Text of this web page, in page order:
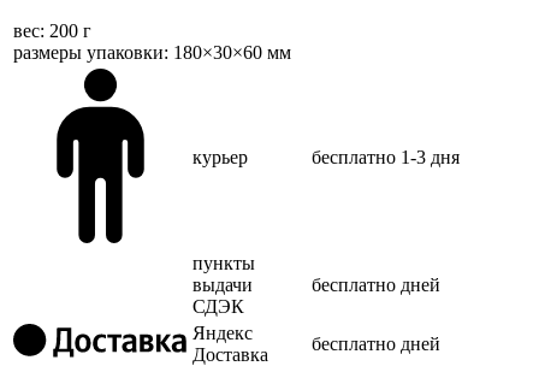
веc: 200 г
размеры упаковки: 180×30×60 мм
курьер бесплатно 1-3 дня
пункты
выдачи
СДЭК
бесплатно дней
Яндекс
Доставка
бесплатно дней